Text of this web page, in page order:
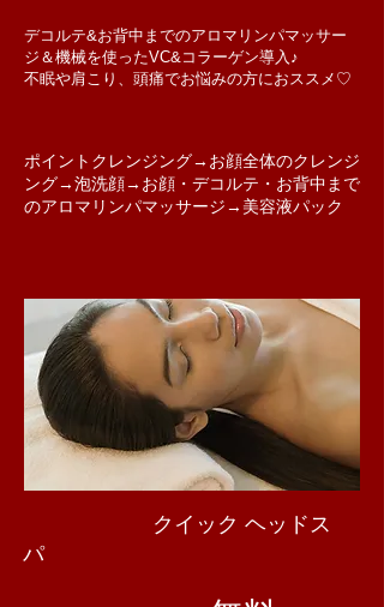
デコルテ&お背中までのアロマリンパマッサー
ジ＆機械を使ったVC&コラーゲン導入♪
​不眠や肩こり、頭痛でお悩みの方におススメ♡
​ポイントクレンジング→お顔全体のクレンジ
ング→泡洗顔→お顔・デコルテ・お背中まで
のアロマリンパマッサージ→美容液パック
​ クイック ヘッドス
パ